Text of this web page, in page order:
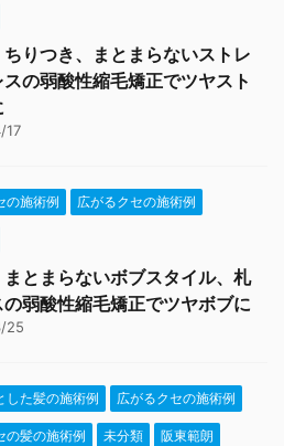
ちりつき、まとまらないストレ
の弱酸性縮毛矯正でツヤスト
17
の施術例 広がるクセの施術例
まとまらないボブスタイル、札
弱酸性縮毛矯正でツヤボブに
25
した髪の施術例 広がるクセの施術例
の髪の施術例 未分類 阪東範朗